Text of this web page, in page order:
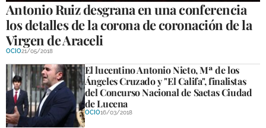
Antonio Ruiz desgrana en una conferencia
los detalles de la corona de coronación de la
Virgen de Araceli
OCIO21/05/2018
El lucentino Antonio Nieto, Mª de los
Ángeles Cruzado y "El Califa", finalistas
del Concurso Nacional de Saetas Ciudad
de Lucena
OCIO16/03/2018